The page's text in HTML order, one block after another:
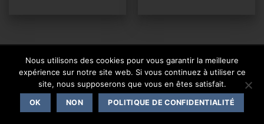
CONTACT
Copyright 2026 © One Events Live |Mentions légales
Nous utilisons des cookies pour vous garantir la meilleure
expérience sur notre site web. Si vous continuez à utiliser ce
site, nous supposerons que vous en êtes satisfait.
OK NON POLITIQUE DE CONFIDENTIALITÉ